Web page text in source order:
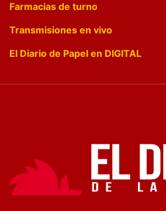
Farmacias de turno
Transmisiones en vivo
El Diario de Papel en DIGITAL